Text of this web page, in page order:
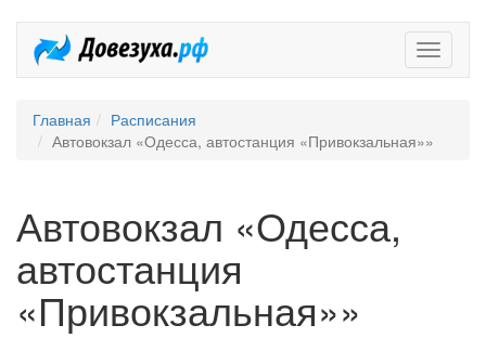
Главная
Расписания
Автовокзал «Одесса, автостанция «Привокзальная»»
Автовокзал «Одесса,
автостанция
«Привокзальная»»